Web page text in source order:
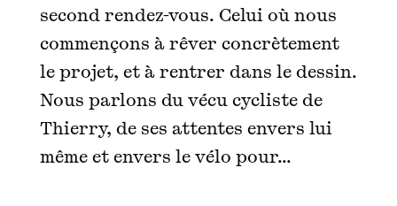
second rendez-vous. Celui où nous
commençons à rêver concrètement
le projet, et à rentrer dans le dessin.
Nous parlons du vécu cycliste de
Thierry, de ses attentes envers lui
même et envers le vélo pour...